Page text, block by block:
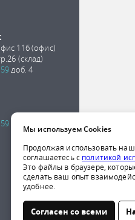
11б (офис)
(склад)
доб. 4
Обращаем
компании
Мы используем Cookies
Продолжая использовать
соглашаетесь с политикой
Это файлы в браузере,
сделать ваш опыт
удобнее.
Согласен со всеми